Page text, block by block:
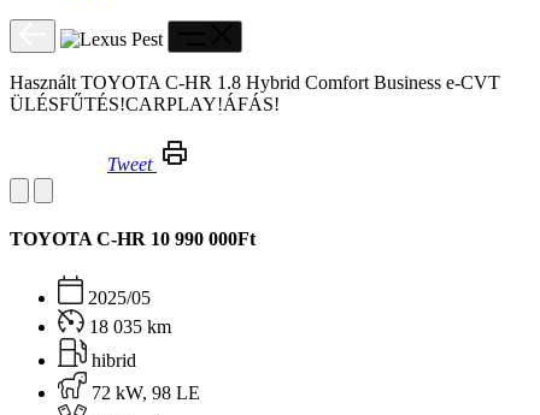
Használt TOYOTA C-HR 1.8 Hybrid Comfort Business e-CVT
ÜLÉSFŰTÉS!CARPLAY!ÁFÁS!
Tweet
TOYOTA C-HR 10 990 000Ft
2025/05
18 035 km
hibrid
72 kW, 98 LE